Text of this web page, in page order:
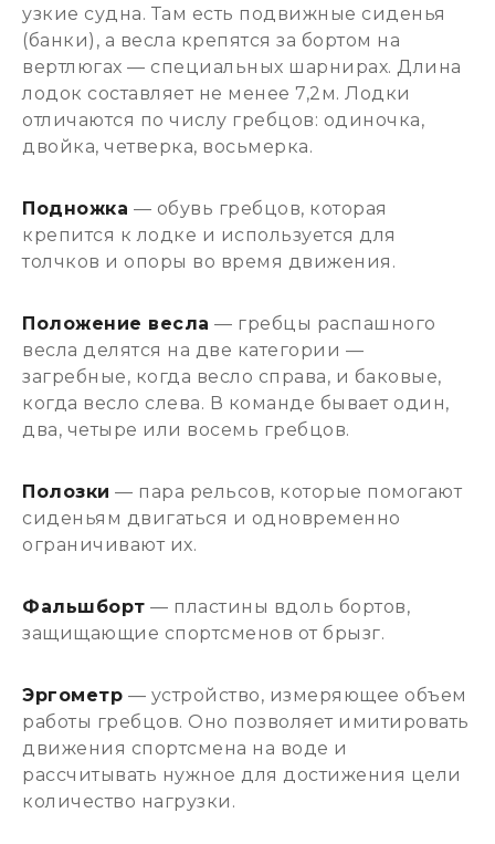
узкие судна. Там есть подвижные сиденья
(банки), а весла крепятся за бортом на
вертлюгах — специальных шарнирах. Длина
лодок составляет не менее 7,2м. Лодки
отличаются по числу гребцов: одиночка,
двойка, четверка, восьмерка.
Подножка — обувь гребцов, которая
крепится к лодке и используется для
толчков и опоры во время движения.
Положение весла — гребцы распашного
весла делятся на две категории —
загребные, когда весло справа, и баковые,
когда весло слева. В команде бывает один,
два, четыре или восемь гребцов.
Полозки — пара рельсов, которые помогают
сиденьям двигаться и одновременно
ограничивают их.
Фальшборт — пластины вдоль бортов,
защищающие спортсменов от брызг.
Эргометр — устройство, измеряющее объем
работы гребцов. Оно позволяет имитировать
движения спортсмена на воде и
рассчитывать нужное для достижения цели
количество нагрузки.